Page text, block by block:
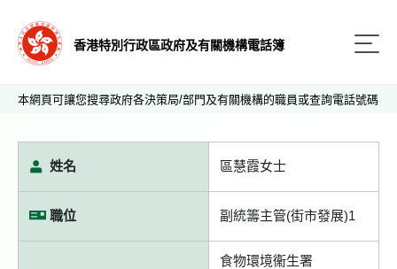
香港特別行政區政府及有關機構電話簿
本網頁可讓您搜尋政府各決策局/部門及有關機構的職員或查詢電話號碼
姓名 區慧霞女士
職位 副統籌主管(街市發展)1
食物環境衞生署